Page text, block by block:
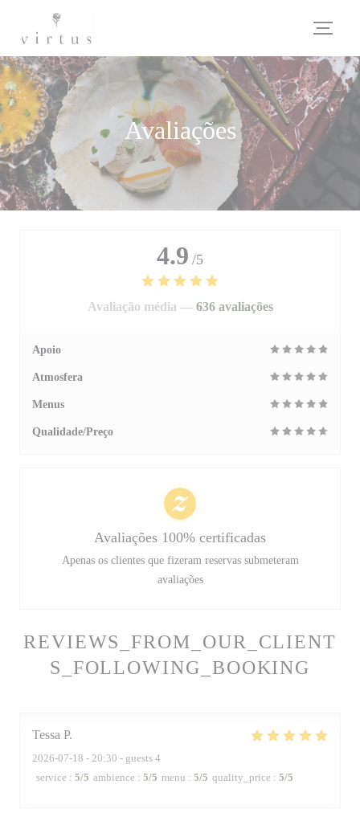
Avaliações
REVIEWS_FROM_OUR_CLIENT
S_FOLLOWING_BOOKING
Tessa P
2026-07-18 - 20:30 - guests 4
service : 5/5 ambience : 5/5 menu : 5/5 quality_price : 5/5
4.9 /5
Avaliação média — 636 avaliações
Apoio
Atmosfera
Menus
Qualidade/Preço
Avaliações 100% certificadas
Apenas os clientes que fizeram reservas submeteram
avaliações